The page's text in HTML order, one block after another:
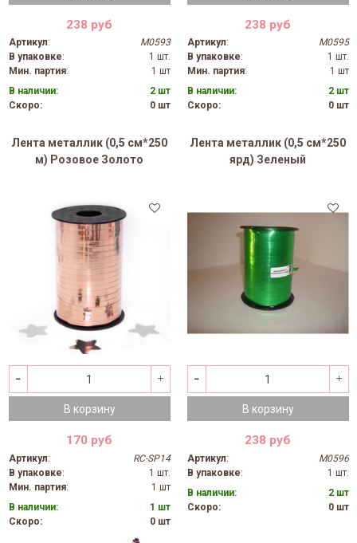
238 руб
Артикул:
M0593
В упаковке:
1 шт.
Мин. партия:
1 шт
В наличии:
2 шт
Скоро:
0 шт
238 руб
Артикул:
M0595
В упаковке:
1 шт.
Мин. партия:
1 шт
В наличии:
2 шт
Скоро:
0 шт
Лента металлик (0,5 см*250
м) Розовое Золото
В корзину
170 руб
Артикул:
RC-SP14
В упаковке:
1 шт.
Мин. партия:
1 шт
В наличии:
1 шт
Скоро:
0 шт
Лента металлик (0,5 см*250
ярд) Зеленый
В корзину
238 руб
Артикул:
M0596
В упаковке:
1 шт.
В наличии:
2 шт
Скоро:
0 шт